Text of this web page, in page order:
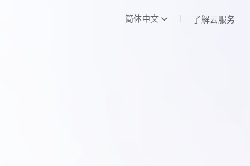
简体中文 了解云服务